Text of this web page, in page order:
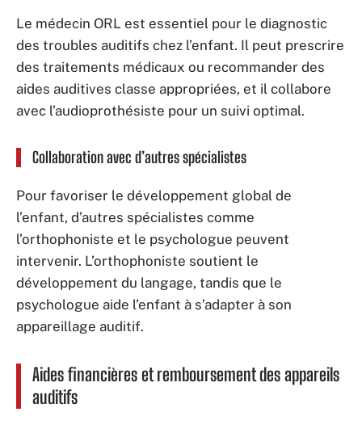
Le médecin ORL est essentiel pour le diagnostic
des troubles auditifs chez l’enfant. Il peut prescrire
des traitements médicaux ou recommander des
aides auditives classe appropriées, et il collabore
avec l’audioprothésiste pour un suivi optimal.
Collaboration avec d’autres spécialistes
Pour favoriser le développement global de
l’enfant, d’autres spécialistes comme
l’orthophoniste et le psychologue peuvent
intervenir. L’orthophoniste soutient le
développement du langage, tandis que le
psychologue aide l’enfant à s’adapter à son
appareillage auditif.
Aides financières et remboursement des appareils
auditifs